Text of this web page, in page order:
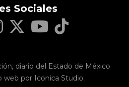
Sociales
diario del Estado de México
web por Iconica Studio.